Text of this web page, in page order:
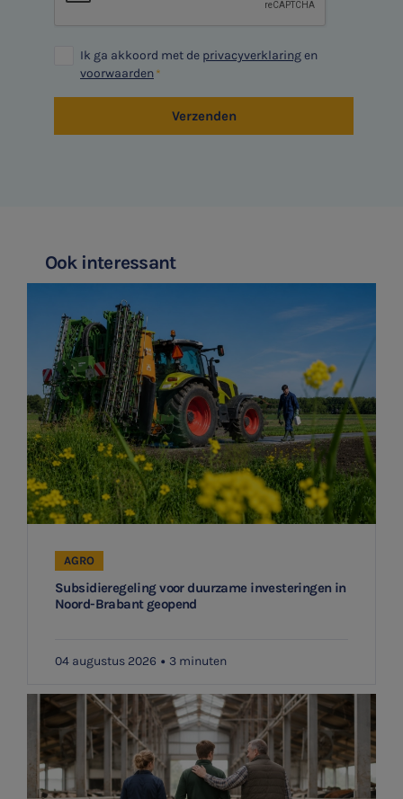
Ik ga akkoord met de privacyverklaringen
voorwaarden
Verzenden
Ook interessant
Subsidieregeling voor duurzame investeringen in
Noord-Brabant geopend
AGRO
04 augustus 2026 3 minuten